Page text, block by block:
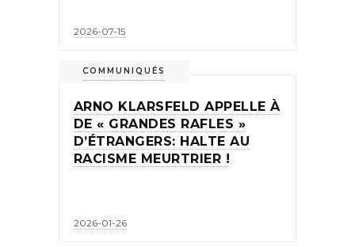
2026-07-15
COMMUNIQUÉS
ARNO KLARSFELD APPELLE À
DE « GRANDES RAFLES »
D’ÉTRANGERS: HALTE AU
RACISME MEURTRIER !
2026-01-26